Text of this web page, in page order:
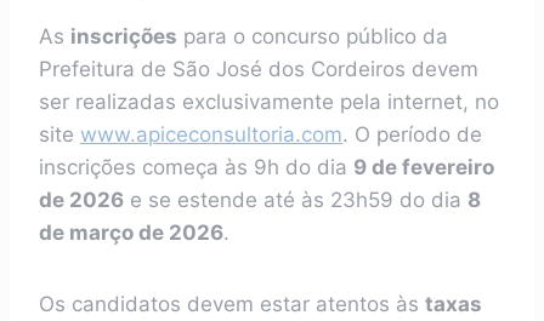
As inscrições para o concurso público da
Prefeitura de São José dos Cordeiros devem
ser realizadas exclusivamente pela internet, no
site www.apiceconsultoria.com. O período de
inscrições começa às 9h do dia 9 de fevereiro
de 2026 e se estende até às 23h59 do dia 8
de março de 2026.
Os candidatos devem estar atentos às taxas